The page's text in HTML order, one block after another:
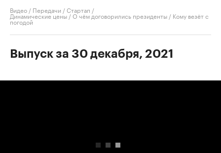
Видео / Передачи /Стартап /
Динамические цены / О чём договорились президенты / Кому везёт с
погодой
Выпуск за 30 декабря, 2021